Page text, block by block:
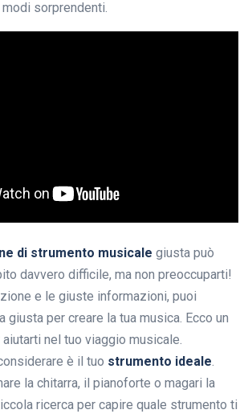
sorprendenti.
di strumento musicale giusta può
davvero difficile, ma non preoccuparti!
e le giuste informazioni, puoi
giusta per creare la tua musica. Ecco un
nel tuo viaggio musicale.
è il tuo strumento ideale.
la chitarra, il pianoforte o magari la
ricerca per capire quale strumento ti